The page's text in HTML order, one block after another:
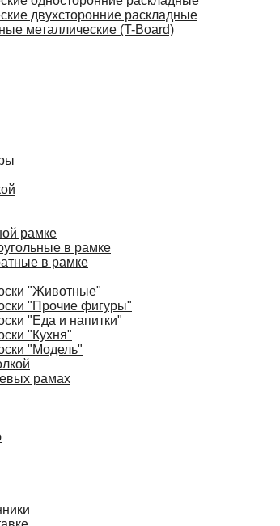
двухсторонние раскладные
металлические (T-Board)
рамке
в рамке
в рамке
"Животные"
"Прочие фигуры"
"Еда и напитки"
"Кухня"
"Модель"
рамах